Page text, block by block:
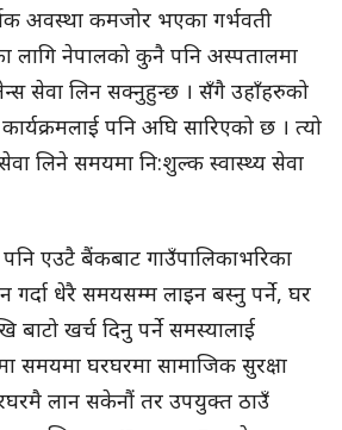
अवस्था कमजोर भएका गर्भवती
लागि नेपालको कुनै पनि अस्पतालमा
सेवा लिन सक्नुहुन्छ । सँगै उहाँहरुको
पनि अघि सारिएको छ । त्यो
लिने समयमा नि:शुल्क स्वास्थ्य सेवा
पनि एउटै बैंकबाट गाउँपालिकाभरिका
गर्दा धेरै समयसम्म लाइन बस्नु पर्ने, घर
बाटो खर्च दिनु पर्ने समस्यालाई
समयमा घरघरमा सामाजिक सुरक्षा
लान सकेनौं तर उपयुक्त ठाउँ